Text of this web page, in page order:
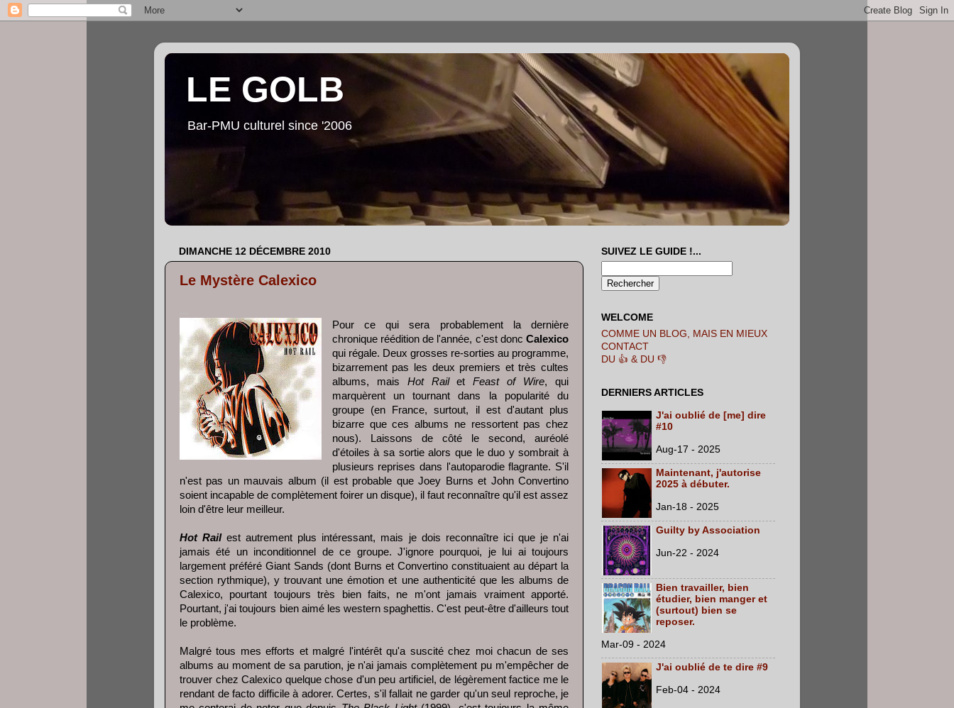
LE GOLB
Bar-PMU culturel since '2006
DIMANCHE 12 DÉCEMBRE 2010
Le Mystère Calexico
Pour ce qui sera probablement la dernière
chronique réédition de l'année, c'est donc Calexico
qui régale. Deux grosses re-sorties au programme,
bizarrement pas les deux premiers et très cultes
albums, mais Hot RailetFeast of Wire, qui
marquèrent un tournant dans la popularité du
groupe (en France, surtout, il est d'autant plus
bizarre que ces albums ne ressortent pas chez
nous). Laissons de côté le second, auréolé
d'étoiles à sa sortie alors que le duo y sombrait à
plusieurs reprises dans l'autoparodie flagrante. S'il
n'est pas un mauvais album (il est probable que Joey Burns et John Convertino
soient incapable de complètement foirer un disque), il faut reconnaître qu'il est assez
loin d'être leur meilleur.
Hot Railest autrement plus intéressant, mais je dois reconnaître ici que je n'ai
jamais été un inconditionnel de ce groupe. J'ignore pourquoi, je lui ai toujours
largement préféré Giant Sands (dont Burns et Convertino constituaient au départ la
section rythmique), y trouvant une émotion et une authenticité que les albums de
Calexico, pourtant toujours très bien faits, ne m'ont jamais vraiment apporté.
Pourtant, j'ai toujours bien aimé les western spaghettis. C'est peut-être d'ailleurs tout
le problème.
Malgré tous mes efforts et malgré l'intérêt qu'a suscité chez moi chacun de ses
albums au moment de sa parution, je n'ai jamais complètement pu m'empêcher de
trouver chez Calexico quelque chose d'un peu artificiel, de légèrement factice me le
rendant de facto difficile à adorer. Certes, s'il fallait ne garder qu'un seul reproche, je
SUIVEZ LE GUIDE !...
WELCOME
COMME UN BLOG, MAIS EN MIEUX
CONTACT
DU 👍 & DU 👎
DERNIERS ARTICLES
J'ai oublié de [me] dire
#10
Aug-17 - 2025
Maintenant, j'autorise
2025 à débuter.
Jan-18 - 2025
Guilty by Association
Jun-22 - 2024
Bien travailler, bien
étudier, bien manger et
(surtout) bien se
reposer.
Mar-09 - 2024
J'ai oublié de te dire #9
Feb-04 - 2024